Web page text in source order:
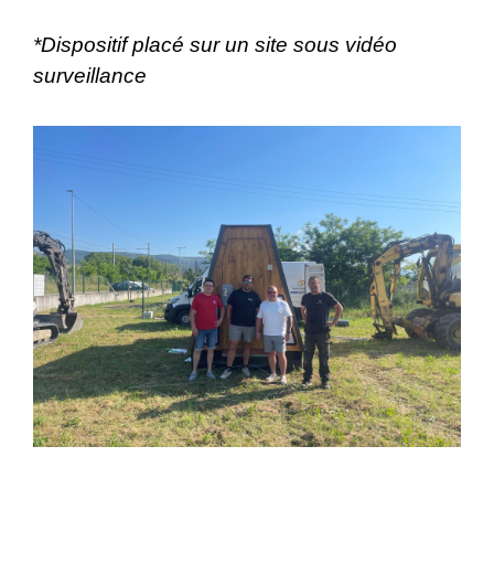
*Dispositif placé sur un site sous vidéo
surveillance